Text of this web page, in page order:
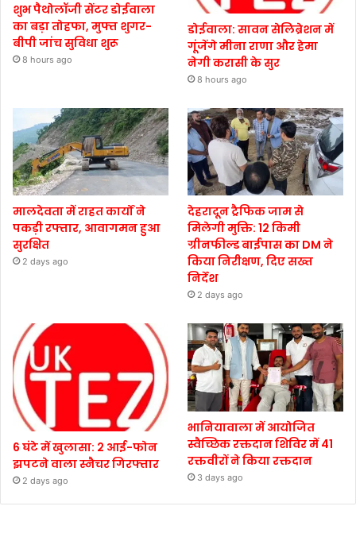
शुभ पैथोलॉजी सेंटर डोईवाला
का बड़ा तोहफा, मुफ्त शुगर-
बीपी जांच सुविधा शुरू
8 hours ago
डोईवाला: सावन सेलिब्रेशन में
गूंजेंगे मीना राणा और हेमा
नेगी करासी के सुर
8 hours ago
मालदेवता में राहत कार्यों ने
पकड़ी रफ्तार, आवागमन हुआ
सुरक्षित
2 days ago
देहरादून ट्रैफिक जाम से
मिलेगी मुक्ति: 12 किमी
ग्रीनफील्ड बाईपास का DM ने
किया निरीक्षण, दिए सख्त
निर्देश
2 days ago
6 घंटे में खुलासा: 2 आई-फोन
झपटने वाला स्नैचर गिरफ्तार
2 days ago
भानियावाला में आयोजित
स्वैच्छिक रक्तदान शिविर में 41
रक्तवीरों ने किया रक्तदान
3 days ago